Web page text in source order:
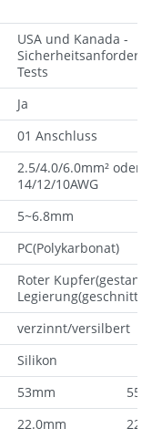
USA und Kanada -
Tests
Ja
01 Anschluss
2.5/4.0/6.0mm² oder
14/12/10AWG
5~6.8mm
PC(Polykarbonat)
Roter
verzinnt/versilbert
Silikon
53mm
22.0mm